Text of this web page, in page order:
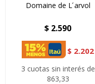
Domaine de L ́arvol
$ 2.590
$ 2.202
3 cuotas sin interés de
863,33